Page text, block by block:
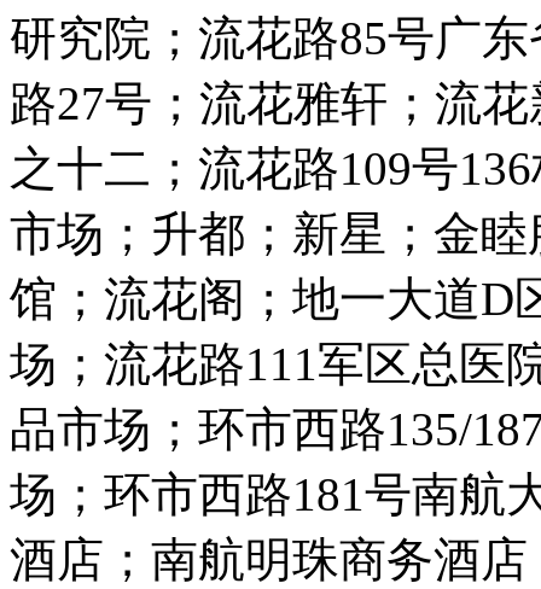
研究院；流花路85号广
路27号；流花雅轩；流
之十二；流花路109号
市场；升都；新星；金
馆；流花阁；地一大道D
场；流花路111军区总医
品市场；环市西路135/
场；环市西路181号南航
酒店；南航明珠商务酒